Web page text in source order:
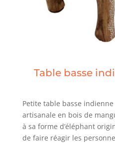
Table basse
Petite table basse
artisanale en bois de
à sa forme d’éléphant
de faire réagir les